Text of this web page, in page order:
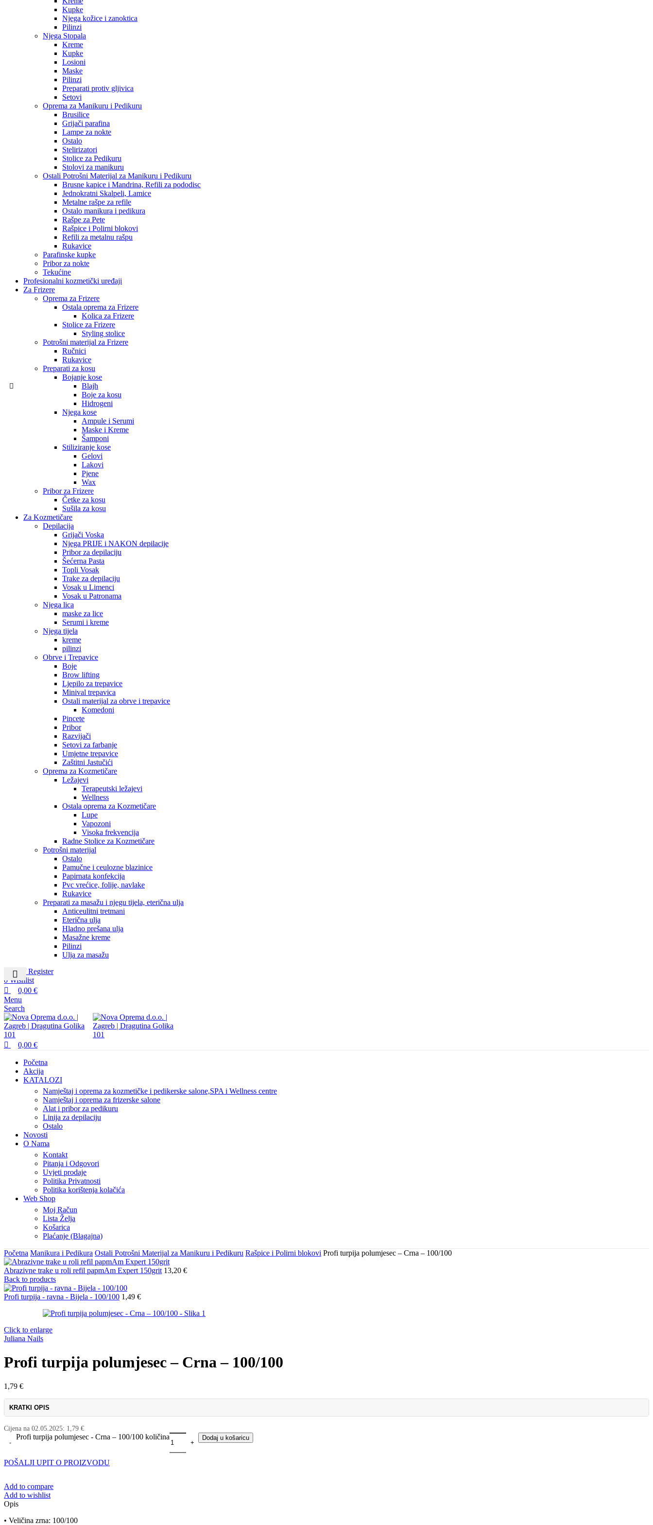
Kupke
Njega kožice i zanoktica
Pilinzi
Njega Stopala
Kreme
Kupke
Losioni
Maske
Pilinzi
Preparati protiv gljivica
Setovi
Oprema za Manikuru i Pedikuru
Brusilice
Grijači parafina
Lampe za nokte
Ostalo
Stelirizatori
Stolice za Pedikuru
Stolovi za manikuru
Ostali Potrošni Materijal za Manikuru i Pedikuru
Brusne kapice i Mandrina, Refili za pododisc
Jednokratni Skalpeli, Lamice
Metalne rašpe za refile
Ostalo manikura i pedikura
Rašpe za Pete
Rašpice i Polirni blokovi
Refili za metalnu rašpu
Rukavice
Parafinske kupke
Pribor za nokte
Tekućine
Profesionalni kozmetički uređaji
Za Frizere
Oprema za Frizere
Ostala oprema za Frizere
Kolica za Frizere
Stolice za Frizere
Styling stolice
Potrošni materijal za Frizere
Ručnici
Rukavice
Preparati za kosu
Bojanje kose
Blajh
Boje za kosu
Hidrogeni
Njega kose
Ampule i Serumi
Maske i Kreme
Šamponi
Stiliziranje kose
Gelovi
Lakovi
Pjene
Wax
Pribor za Frizere
Četke za kosu
Sušila za kosu
Za Kozmetičare
Depilacija
Grijači Voska
Njega PRIJE i NAKON depilacije
Pribor za depilaciju
Šećerna Pasta
Topli Vosak
Trake za depilaciju
Vosak u Limenci
Vosak u Patronama
Njega lica
maske za lice
Serumi i kreme
Njega tijela
kreme
pilinzi
Obrve i Trepavice
Boje
Brow lifting
Ljepilo za trepavice
Minival trepavica
Ostali materijal za obrve i trepavice
Komedoni
Pincete
Pribor
Razvijači
Setovi za farbanje
Umjetne trepavice
Zaštitni Jastučići
Oprema za Kozmetičare
Ležajevi
Terapeutski ležajevi
Wellness
Ostala oprema za Kozmetičare
Lupe
Vapozoni
Visoka frekvencija
Radne Stolice za Kozmetičare
Potrošni materijal
Ostalo
Pamučne i ceulozne blazinice
Papirnata konfekcija
Pvc vrećice, folije, navlake
Rukavice
Preparati za masažu i njegu tijela, eterična ulja
Anticeulitni tretmani
Eterična ulja
Hladno prešana ulja
Masažne kreme
Pilinzi
Ulja za masažu
Login / Register
0 Wishlist
0,00 €
Menu
Search
0,00 €
Početna
Akcija
KATALOZI
Namještaj i oprema za kozmetičke i pedikerske salone,SPA i Wellness centre
Namještaj i oprema za frizerske salone
Alat i pribor za pedikuru
Linija za depilaciju
Ostalo
Novosti
O Nama
Kontakt
Pitanja i Odgovori
Uvjeti prodaje
Politika Privatnosti
Politika korištenja kolačića
Web Shop
Moj Račun
Lista Želja
Košarica
Plaćanje (Blagajna)
Početna Manikura i Pedikura Ostali Potrošni Materijal za Manikuru i Pedikuru Rašpice i Polirni blokovi Profi turpija polumjesec – Crna – 100/100
Abrazivne trake u roli refil papmAm Expert 150grit 13,20 €
Back to products
Profi turpija - ravna - Bijela - 100/100 1,49 €
Click to enlarge
Juliana Nails
Profi turpija polumjesec – Crna – 100/100
1,79 €
KRATKI OPIS
Cijena na 02.05.2025: 1,79 €
Profi turpija polumjesec - Crna – 100/100 količina Dodaj u košaricu
POŠALJI UPIT O PROIZVODU
Add to compare
Add to wishlist
Opis
• Veličina zrna: 100/100